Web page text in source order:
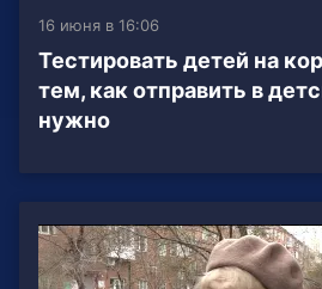
16 июня в 16:06
Тестировать детей на
тем, как отправить в
нужно